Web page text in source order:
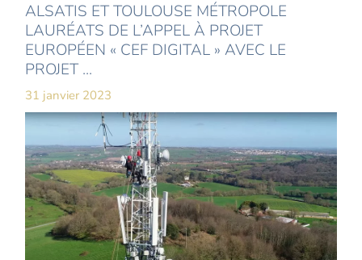
ALSATIS ET TOULOUSE MÉTROPOLE
LAURÉATS DE L’APPEL À PROJET
EUROPÉEN « CEF DIGITAL » AVEC LE
PROJET ...
31 janvier 2023